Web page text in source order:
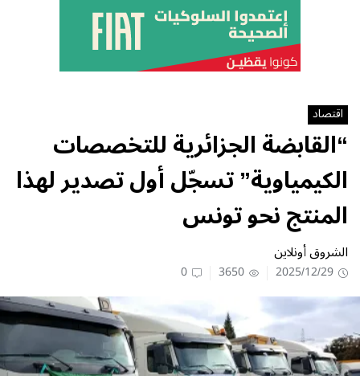
اقتصاد
“القابضة الجزائرية للتخصصات
الكيمياوية” تسجّل أول تصدير لهذا
المنتج نحو تونس
الشروق أونلاين
2025/12/29
3650
0